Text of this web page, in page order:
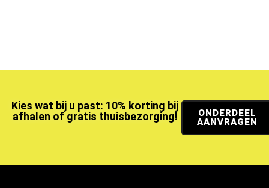
Kies wat bij u past: 10% korting bij
afhalen of gratis thuisbezorging!
ONDERDEEL
AANVRAGEN